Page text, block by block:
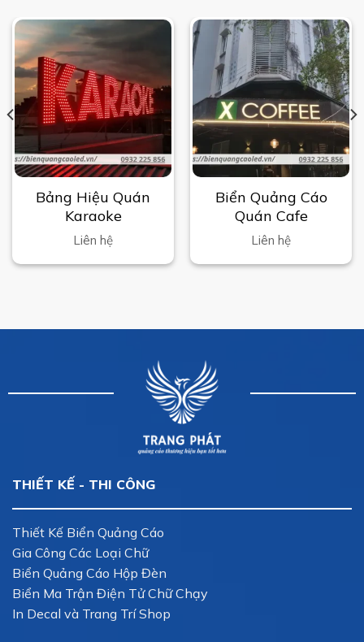
Bảng Hiệu Quán
Karaoke
Liên hệ
Biển Quảng Cáo
Quán Cafe
Liên hệ
THIẾT KẾ - THI CÔNG
Thiết Kế Biển Quảng Cáo
Gia Công Các Loại Chữ
Biển Quảng Cáo Hộp Đèn
Biển Ma Trận Điện Tử Chữ Chạy
In Decal và Trang Trí Shop